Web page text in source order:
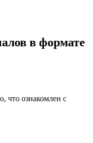
в формате
что ознакомлен с